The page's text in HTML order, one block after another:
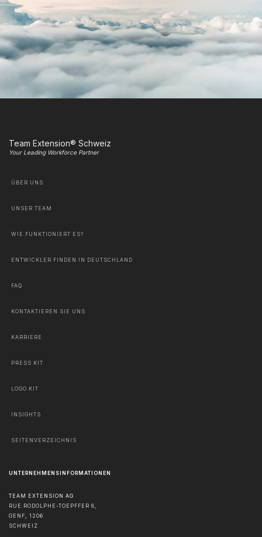
Team Extension® Schweiz
Your Leading Workforce Partner
ÜBER UNS
UNSER TEAM
WIE FUNKTIONIERT ES?
ENTWICKLER FINDEN IN DEUTSCHLAND
FAQ
KONTAKTIEREN SIE UNS
KARRIERE
PRESS KIT
LOGO KIT
INSIGHTS
SEITENVERZEICHNIS
UNTERNEHMENSINFORMATIONEN
TEAM EXTENSION AG
RUE RODOLPHE-TOEPFFER 8,
GENF, 1206
SCHWEIZ